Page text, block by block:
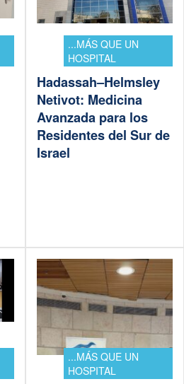
...MÁS QUE UN
HOSPITAL
Hadassah–Helmsley
Netivot: Medicina
Avanzada para los
Residentes del Sur de
Israel
...MÁS QUE UN
HOSPITAL